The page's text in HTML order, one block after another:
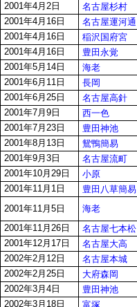
2001年4月2日
名古屋杉村
2001年4月16日
名古屋運河通
2001年4月16日
稲沢国府宮
2001年4月16日
豊田永覚
2001年5月14日
海老
2001年6月11日
長岡
2001年6月25日
名古屋高針
2001年7月9日
西一色
2001年7月23日
豊田神池
2001年8月13日
鴛鴨簡易
2001年9月3日
名古屋流町
2001年10月29日
小原
2001年11月1日
豊田八草簡易
2001年11月5日
海老
2001年11月26日
名古屋七本松
2001年12月17日
名古屋大高
2002年2月12日
名古屋本城
2002年2月25日
大府森岡
2002年3月4日
豊田神池
2002年3月18日
富塚